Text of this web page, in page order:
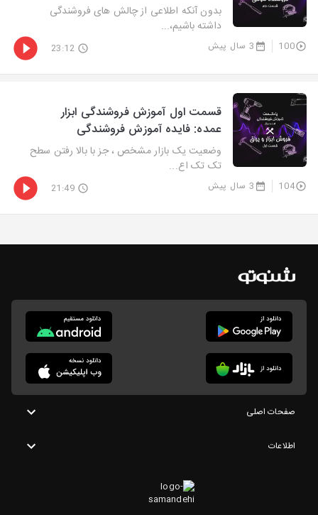
بدون آنکه اطلاعی از چالش های فروشندگی
داشته باشیم،...
100 3 سال پیش 23:12
قسمت اول آموزش فروشندگی ابزار
عمده: فایده آموزش فروشندگی
وضعیت یک بازار مشخص ، جز با بالا رفتن سطح
تک تک اع...
104 3 سال پیش 21:49
صفحات اصلی
اطلاعات